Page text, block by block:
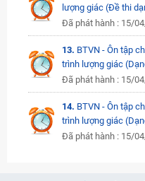
lượng giác (Đề thi
Đã phát hành : 15/
13. BTVN - Ôn tập
trình lượng giác
Đã phát hành : 15/
14. BTVN - Ôn tập
trình lượng giác
Đã phát hành : 15/